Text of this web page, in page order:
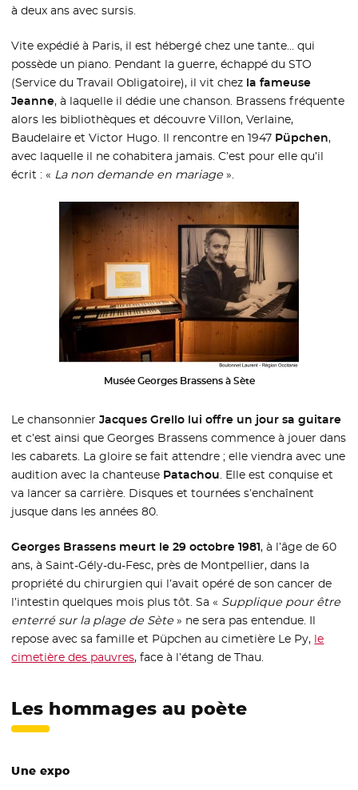
à deux ans avec sursis.
Vite expédié à Paris, il est hébergé chez une tante… qui
possède un piano. Pendant la guerre, échappé du STO
(Service du Travail Obligatoire), il vit chez la fameuse
Jeanne, à laquelle il dédie une chanson. Brassens fréquente
alors les bibliothèques et découvre Villon, Verlaine,
Baudelaire et Victor Hugo. Il rencontre en 1947 Püpchen,
avec laquelle il ne cohabitera jamais. C’est pour elle qu’il
écrit : « La non demande en mariage ».
Musée Georges Brassens à Sète
Le chansonnierJacques Grello lui offre un jour sa guitare
et c’est ainsi que Georges Brassens commence à jouer dans
les cabarets. La gloire se fait attendre ; elle viendra avec une
audition avec la chanteuse Patachou. Elle est conquise et
va lancer sa carrière. Disques et tournées s’enchaînent
jusque dans les années 80.
Georges Brassens meurt le 29 octobre 1981, à l’âge de 60
ans, à Saint-Gély-du-Fesc, près de Montpellier, dans la
propriété du chirurgien qui l’avait opéré de son cancer de
l’intestin quelques mois plus tôt. Sa « Supplique pour être
enterré sur la plage de Sète » ne sera pas entendue. Il
repose avec sa famille et Püpchen au cimetière Le Py, le
cimetière des pauvres- Nouvelle fenêtre
, face à l’étang de Thau.
Les hommages au poète
Une expo